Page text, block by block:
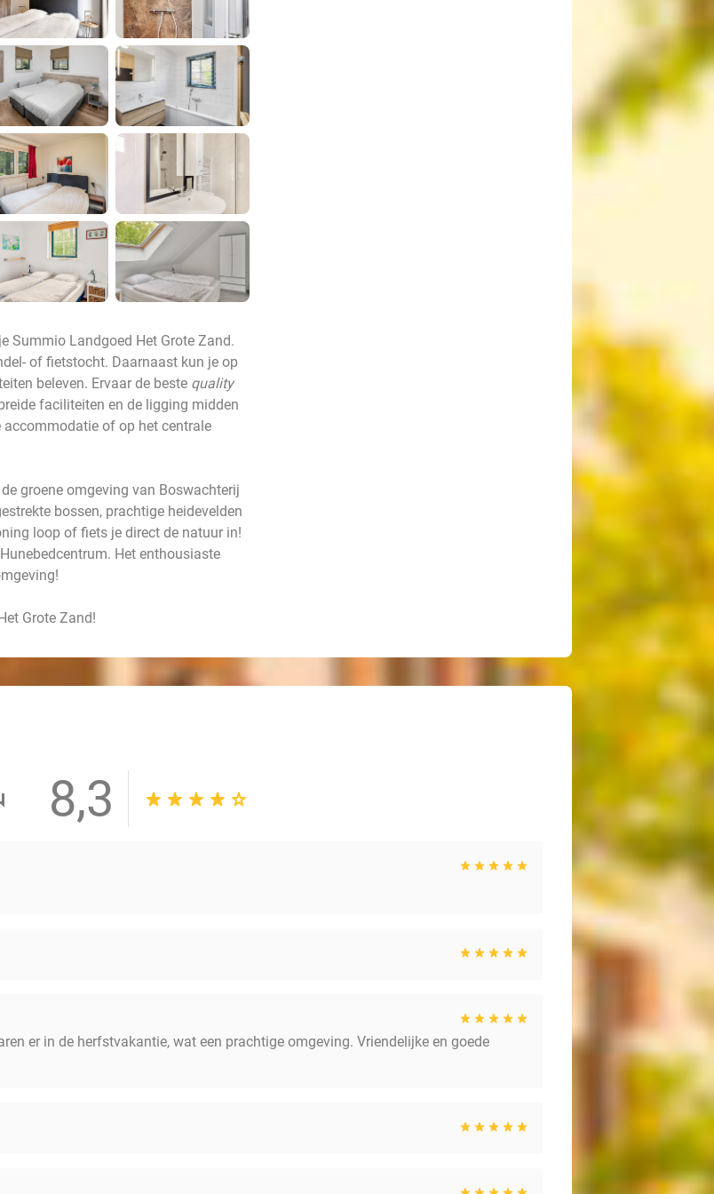
Summio Landgoed Het Grote Zand.
of fietstocht. Daarnaast kun je op
beleven. Ervaar de beste quality
faciliteiten en de ligging midden
of op het centrale
groene omgeving van Boswachterij
bossen, prachtige heidevelden
loop of fiets je direct de natuur in!
Het enthousiaste
Grote Zand!
8,3
er in de herfstvakantie, wat een prachtige omgeving. Vriendelijke en goede